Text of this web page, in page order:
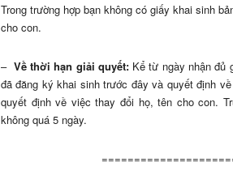
Trong trường hợp bạn không có giấy khai sinh
cho con.
– Về thời hạn giải quyết:Kể từ ngày nhận đủ
đã đăng ký khai sinh trước đây và quyết định
quyết định về việc thay đổi họ, tên cho con.
không quá 5 ngày.